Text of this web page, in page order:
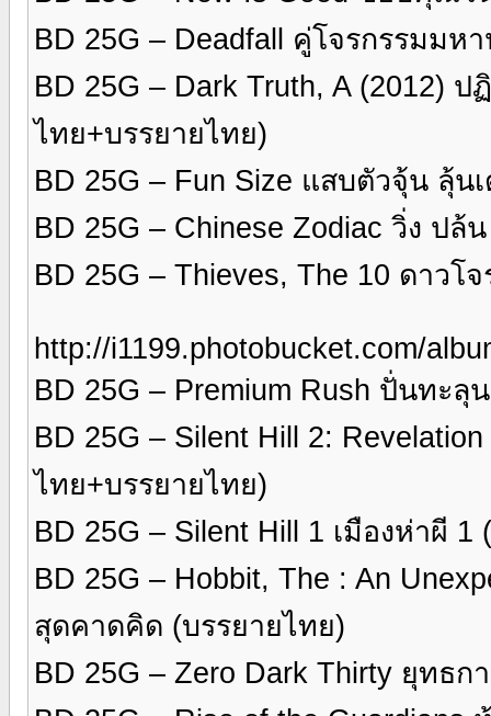
BD 25G – Deadfall คู่โจรกรรมมห
BD 25G – Dark Truth, A (2012)
ไทย+บรรยายไทย)
BD 25G – Fun Size แสบตัวจุ้น ลุ้น
BD 25G – Chinese Zodiac วิ่ง ป
BD 25G – Thieves, The 10 ดาวโ
http://i1199.photobucket.com/
BD 25G – Premium Rush ปั่นทะลุ
BD 25G – Silent Hill 2:
ไทย+บรรยายไทย)
BD 25G – Silent Hill 1 เมืองห่าผี
BD 25G – Hobbit, The : An
สุดคาดคิด (บรรยายไทย)
BD 25G – Zero Dark Thirty ยุทธ